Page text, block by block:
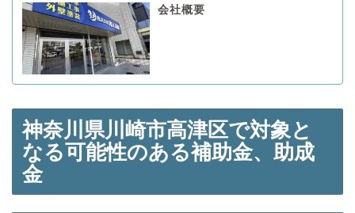
会社概要
神奈川県川崎市高津区で対象と
なる可能性のある補助金、助成
金